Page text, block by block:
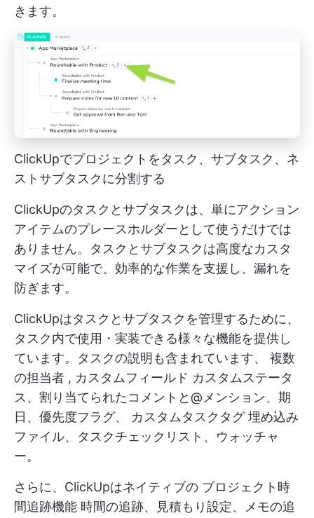
きます。
ClickUpでプロジェクトをタスク、サブタスク、ネ
ストサブタスクに分割する
ClickUpのタスクとサブタスクは、単にアクション
アイテムのプレースホルダーとして使うだけでは
ありません。タスクとサブタスクは高度なカスタ
マイズが可能で、効率的な作業を支援し、漏れを
防ぎます。
ClickUpはタスクとサブタスクを管理するために、
タスク内で使用・実装できる様々な機能を提供し
ています。タスクの説明も含まれています、 複数
の担当者 , カスタムフィールド カスタムステータ
ス、割り当てられたコメントと@メンション、期
日、優先度フラグ、 カスタムタスクタグ埋め込み
ファイル、タスクチェックリスト、ウォッチャ
ー。
さらに、ClickUpはネイティブの プロジェクト時
間追跡機能 時間の追跡、見積もり設定、メモの追